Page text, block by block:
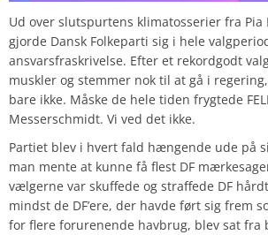
Ud over slutspurtens klimatosserier fra Pia
gjorde Dansk Folkeparti sig i hele
ansvarsfraskrivelse. Efter et rekordgodt
muskler og stemmer nok til at gå i
bare ikke. Måske de hele tiden frygtede
Messerschmidt. Vi ved det ikke.
Partiet blev i hvert fald hængende ude på
man mente at kunne få flest DF
vælgerne var skuffede og straffede DF
mindst de DF’ere, der havde ført sig frem
for flere forurenende havbrug, blev sat fra